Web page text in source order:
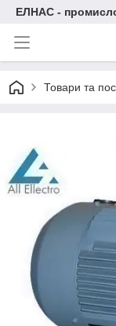
ЕЛНАС -
Товари та